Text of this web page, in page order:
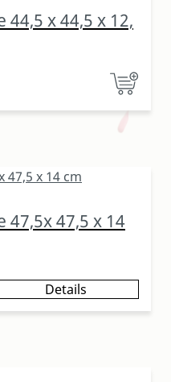
x 44,5 x 12,
47,5x 47,5 x 14
Details